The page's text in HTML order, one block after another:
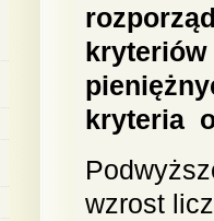
kryteriów
kryteria
wzrost